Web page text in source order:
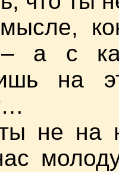
а с
на
не на